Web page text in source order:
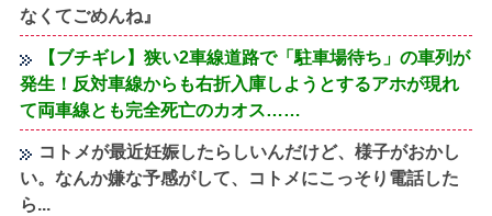
なくてごめんね』
【ブチギレ】狭い2車線道路で「駐車場待ち」の車列が
発生！反対車線からも右折入庫しようとするアホが現れ
て両車線とも完全死亡のカオス……
コトメが最近妊娠したらしいんだけど、様子がおかし
い。なんか嫌な予感がして、コトメにこっそり電話した
ら...